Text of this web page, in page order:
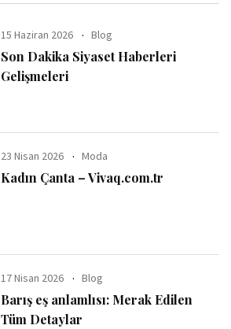
15 Haziran 2026 Blog
Son Dakika Siyaset Haberleri
Gelişmeleri
23 Nisan 2026 Moda
Kadın Çanta – Vivaq.com.tr
17 Nisan 2026 Blog
Barış eş anlamlısı: Merak Edilen
Tüm Detaylar